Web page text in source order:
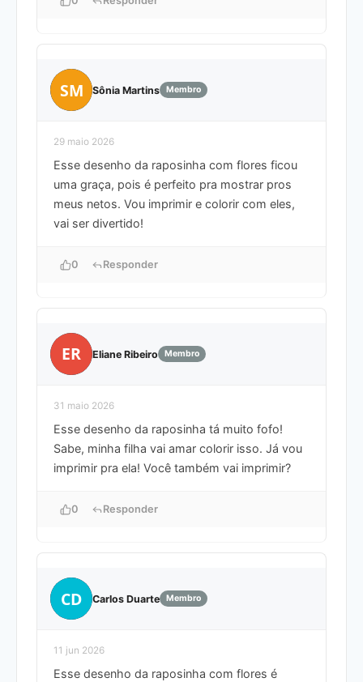
SM Sônia Martins Membro
29 maio 2026
Esse desenho da raposinha com flores ficou
uma graça, pois é perfeito pra mostrar pros
meus netos. Vou imprimir e colorir com eles,
vai ser divertido!
0 Responder
ER Eliane Ribeiro Membro
31 maio 2026
Esse desenho da raposinha tá muito fofo!
Sabe, minha filha vai amar colorir isso. Já vou
imprimir pra ela! Você também vai imprimir?
0 Responder
CD Carlos Duarte Membro
11 jun 2026
Esse desenho da raposinha com flores é